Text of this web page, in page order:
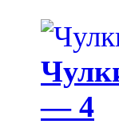
— 4